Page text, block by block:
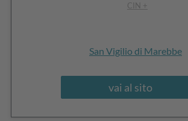
CIN +
San Vigilio di Marebbe
vai al sito